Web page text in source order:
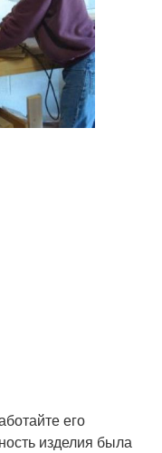
его
изделия была